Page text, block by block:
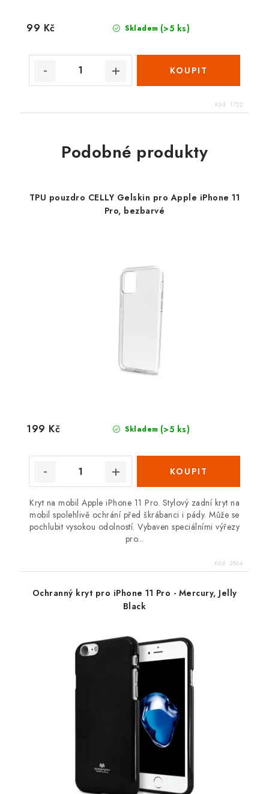
Skladem (>5 ks)
99 Kč
Kód: 1722
Podobné produkty
TPU pouzdro CELLY Gelskin pro Apple iPhone 11
Pro, bezbarvé
Skladem (>5 ks)
199 Kč
Kryt na mobil Apple iPhone 11 Pro. Stylový zadní kryt na
mobil spolehlivě ochrání před škrábanci i pády. Může se
pochlubit vysokou odolností. Vybaven speciálními výřezy
pro...
Kód: 2864
Ochranný kryt pro iPhone 11 Pro - Mercury, Jelly
Black